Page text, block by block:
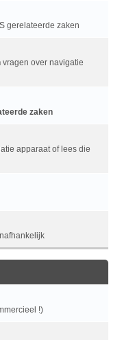
gerelateerde zaken
vragen over navigatie
zaken
apparaat of lees die
!)